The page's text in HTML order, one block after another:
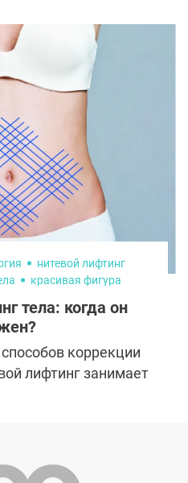
отрицания до
Количество
хирургам
только ей.
нитевой лифтинг
красивая фигура
тела: когда он
коррекции
лифтинг занимает
для него немного